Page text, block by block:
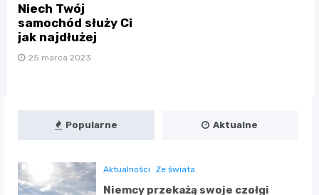
Niech Twój
samochód służy Ci
jak najdłużej
25 marca 2023
Popularne Aktualne
Aktualności Ze świata
Niemcy przekażą swoje czołgi